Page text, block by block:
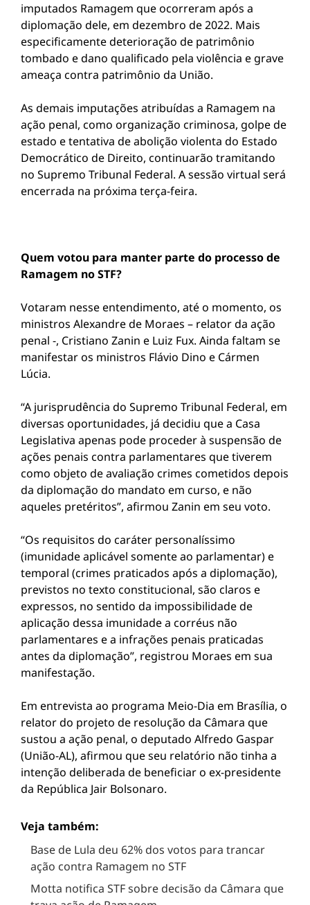
imputados Ramagem que ocorreram após a
diplomação dele, em dezembro de 2022. Mais
especificamente deterioração de patrimônio
tombado e dano qualificado pela violência e grave
ameaça contra patrimônio da União.
As demais imputações atribuídas a Ramagem na
ação penal, como organização criminosa, golpe de
estado e tentativa de abolição violenta do Estado
Democrático de Direito, continuarão tramitando
no Supremo Tribunal Federal. A sessão virtual será
encerrada na próxima terça-feira.
Quem votou para manter parte do processo de
Ramagem no STF?
Votaram nesse entendimento, até o momento, os
ministros Alexandre de Moraes – relator da ação
penal -, Cristiano Zanin e Luiz Fux. Ainda faltam se
manifestar os ministros Flávio Dino e Cármen
Lúcia.
“A jurisprudência do Supremo Tribunal Federal, em
diversas oportunidades, já decidiu que a Casa
Legislativa apenas pode proceder à suspensão de
ações penais contra parlamentares que tiverem
como objeto de avaliação crimes cometidos depois
da diplomação do mandato em curso, e não
aqueles pretéritos”, afirmou Zanin em seu voto.
“Os requisitos do caráter personalíssimo
(imunidade aplicável somente ao parlamentar) e
temporal (crimes praticados após a diplomação),
previstos no texto constitucional, são claros e
expressos, no sentido da impossibilidade de
aplicação dessa imunidade a corréus não
parlamentares e a infrações penais praticadas
antes da diplomação”, registrou Moraes em sua
manifestação.
Em entrevista ao programa Meio-Dia em Brasília, o
relator do projeto de resolução da Câmara que
sustou a ação penal, o deputado Alfredo Gaspar
(União-AL), afirmou que seu relatório não tinha a
intenção deliberada de beneficiar o ex-presidente
da República Jair Bolsonaro.
Veja também:
Base de Lula deu 62% dos votos para trancar
ação contra Ramagem no STF
Motta notifica STF sobre decisão da Câmara que